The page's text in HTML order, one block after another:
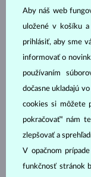
Aby náš web
uložené v košíku
prihlásiť, aby sme
informovať o
používaním
dočasne ukladajú
cookies si môžete
pokračovať“ nám
zlepšovať a
V opačnom
funkčnosť stránok